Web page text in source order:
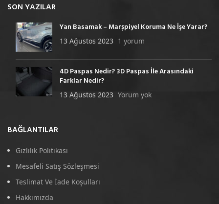
SON YAZILAR
Yan Basamak – Marşpiyel Koruma Ne İşe Yarar?
13 Ağustos 2023 1 yorum
4D Paspas Nedir? 3D Paspas İle Arasındaki
Farklar Nedir?
13 Ağustos 2023 Yorum yok
BAĞLANTILAR
Gizlilik Politikası
Mesafeli Satış Sözleşmesi
Teslimat Ve İade Koşulları
Hakkımızda